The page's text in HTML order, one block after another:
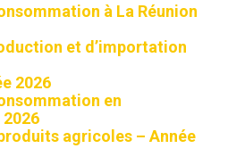
à La Réunion
et d’importation
2026
en
agricoles – Année